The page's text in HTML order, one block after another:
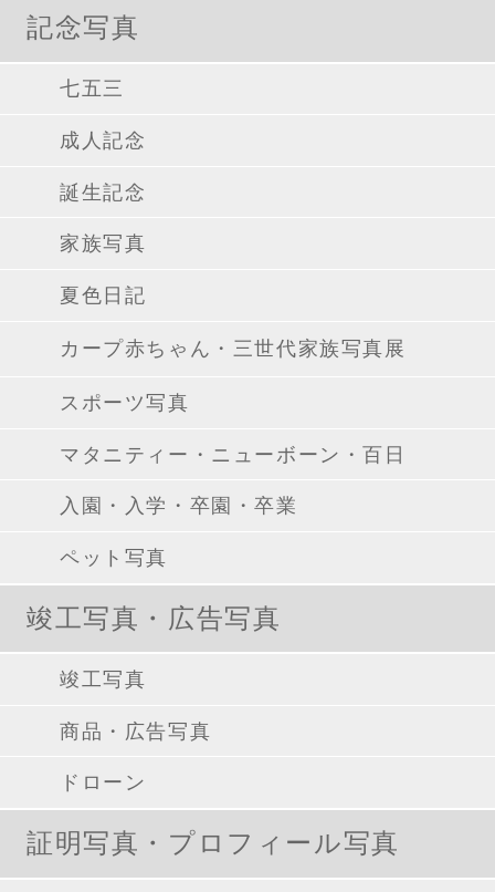
記念写真
七五三
成人記念
誕生記念
家族写真
夏色日記
カープ赤ちゃん・三世代家族写真展
スポーツ写真
マタニティー・ニューボーン・百日
入園・入学・卒園・卒業
ペット写真
竣工写真・広告写真
竣工写真
商品・広告写真
ドローン
証明写真・プロフィール写真